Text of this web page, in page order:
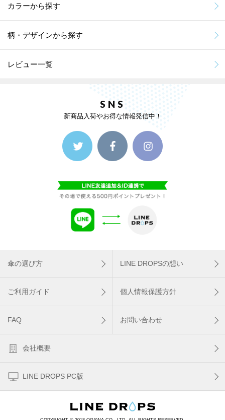
カラーから探す
柄・デザインから探す
レビュー一覧
SNS
新商品入荷やお得な情報発信中！
傘の選び方 LINE DROPSの想い
ご利用ガイド 個人情報保護方針
FAQ お問い合わせ
会社概要
LINE DROPS PC版